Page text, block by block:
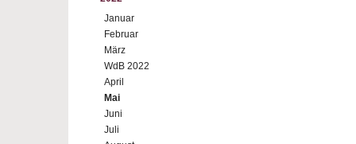
Januar
Februar
März
WdB 2022
April
Mai
Juni
Juli